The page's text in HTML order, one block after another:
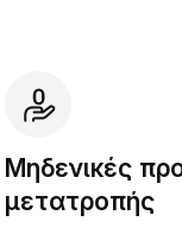
Μηδενικές
μετατροπής